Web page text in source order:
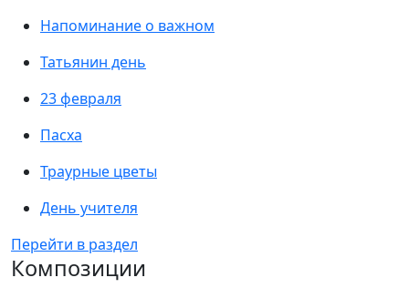
Напоминание о важном
Татьянин день
23 февраля
Пасха
Траурные цветы
День учителя
Перейти в раздел
Композиции